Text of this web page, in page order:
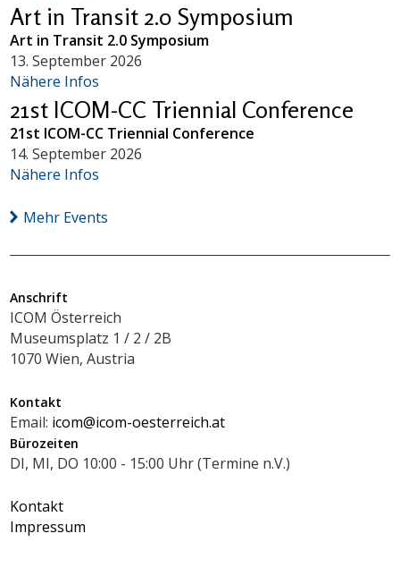
Art in Transit 2.0 Symposium
Art in Transit 2.0 Symposium
13. September 2026
Nähere Infos
21st ICOM-CC Triennial Conference
21st ICOM-CC Triennial Conference
14. September 2026
Nähere Infos
Mehr Events
Anschrift
ICOM Österreich
Museumsplatz 1 / 2 / 2B
1070 Wien, Austria
Kontakt
Email: icom@icom-oesterreich.at
Bürozeiten
DI, MI, DO 10:00 - 15:00 Uhr (Termine n.V.)
Kontakt
Impressum